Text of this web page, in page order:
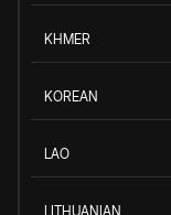
KHMER
KOREAN
LAO
LITHUANIAN